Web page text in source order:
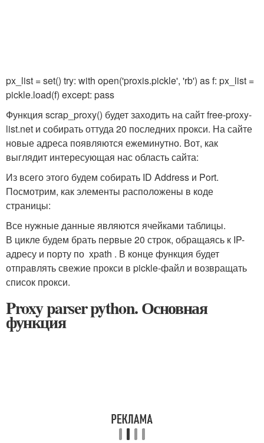
px_list = set() try: with open('proxis.pickle', 'rb') as f: px_list =
pickle.load(f) except: pass
Функция scrap_proxy() будет заходить на сайт free-proxy-
list.net и собирать оттуда 20 последних прокси. На сайте
новые адреса появляются ежеминутно. Вот, как
выглядит интересующая нас область сайта:
Из всего этого будем собирать ID Address и Port.
Посмотрим, как элементы расположены в коде
страницы:
Все нужные данные являются ячейками таблицы.
В цикле будем брать первые 20 строк, обращаясь к IP-
адресу и порту по xpath . В конце функция будет
отправлять свежие прокси в pickle-файл и возвращать
список прокси.
Proxy parser python. Основная
функция